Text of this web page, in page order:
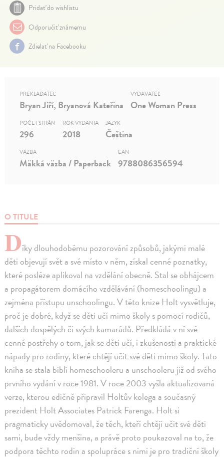
Pridať do wishlistu
Odporučiť známemu
Zdielať na Facebooku
O TITULE
Díky dlouhodobému pozorování způsobů, jakými malé
děti objevují svět a své místo v něm, získal cenné poznatky,
které posléze aplikoval na vzdělání obecně. Stal se obhájcem
a propagátorem domácího vzdělávání (homeschoolingu) a
zejména přístupu unschoolingu. V této knize Holt vysvětluje,
proč je dobré, když se děti učí mimo školy s pomocí rodičů,
dalších dospělých či svých kamarádů. Předkládá v ní své
cenné postřehy o tom, jak se děti učí, i zkušenosti a praktické
nápady pro rodiny, které chtějí učit své děti mimo školy. Tato
kniha se stala biblí homeschooleru a unschooleru již od svého
prvního vydání v roce 1981. V roce 2003 vyšla aktualizovaná
verze, kterou edičně připravil Holtův kolega a současný
prezident Holt Associates Patrick Farenga. Holt si
pragmaticky uvědomoval, že těch, kteří chtějí učit své děti
sami, bude vždy menšina, a právě proto poukazoval na to, že
podpora těchto rodin a spolupráce s nimi je pro tradiční školy
PREKLADATEĽ
Bryan Jiří, Bryanová Kateřina
VYDAVATEĽ
One Woman Press
POČET STRÁN
296
ROK VYDANIA
2018
JAZYK
Čeština
VÄZBA
Mäkká väzba / Paperback
EAN
9788086356594